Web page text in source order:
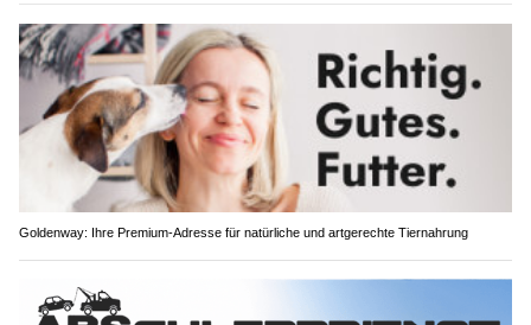
Goldenway: Ihre Premium-Adresse für natürliche und artgerechte Tiernahrung